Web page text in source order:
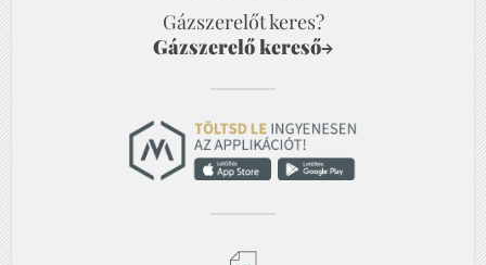
Gázszerelőt keres?
Gázszerelő kereső→